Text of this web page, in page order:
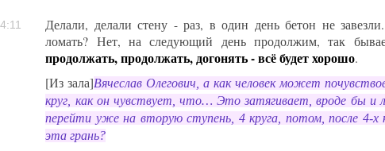
Делали, делали стену - раз, в один день бетон не
ломать? Нет, на следующий день продолжим, так
продолжать, продолжать, догонять - всё будет хорошо.
[Из зала]Вячеслав Олегович, а как человек может
круг, как он чувствует, что… Это затягивает, вроде бы и
перейти уже на вторую ступень, 4 круга, потом, после 4-х
эта грань?